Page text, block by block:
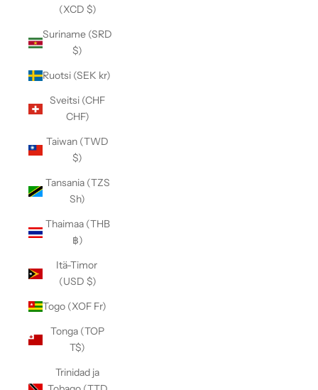
(XCD $)
Suriname (SRD
$)
Ruotsi (SEK kr)
Sveitsi (CHF
CHF)
Taiwan (TWD
$)
Tansania (TZS
Sh)
Thaimaa (THB
฿)
Itä-Timor
(USD $)
Togo (XOF Fr)
Tonga (TOP
T$)
Trinidad ja